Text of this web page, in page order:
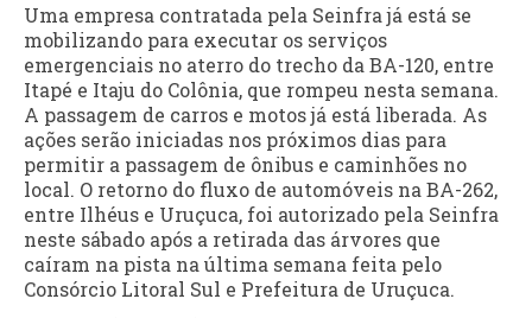
Uma empresa contratada pela Seinfra já está se
mobilizando para executar os serviços
emergenciais no aterro do trecho da BA-120, entre
Itapé e Itaju do Colônia, que rompeu nesta semana.
A passagem de carros e motos já está liberada. As
ações serão iniciadas nos próximos dias para
permitir a passagem de ônibus e caminhões no
local. O retorno do fluxo de automóveis na BA-262,
entre Ilhéus e Uruçuca, foi autorizado pela Seinfra
neste sábado após a retirada das árvores que
caíram na pista na última semana feita pelo
Consórcio Litoral Sul e Prefeitura de Uruçuca.